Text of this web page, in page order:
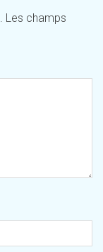
Les champs